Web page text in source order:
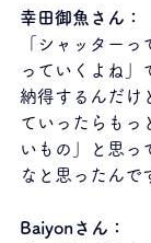
幸田御魚さん：
「シャッター
っていくよね」
納得するんだけ
ていったらもっ
いもの」と思っ
なと思ったんで
Baiyonさん：